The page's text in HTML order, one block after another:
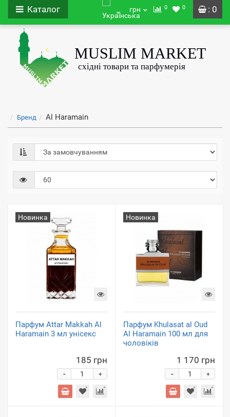
: 0
Каталог грн 0 0
Бренд Al Haramain
Новинка
Парфум Attar Makkah Al
Haramain 3 мл унісекс
185 грн
+
-
Новинка
Парфум Khulasat al Oud
Al Haramain 100 мл для
чоловіків
1 170 грн
+
-